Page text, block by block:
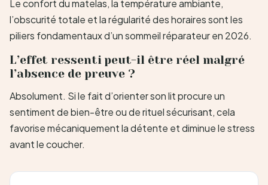
Le confort du matelas, la température ambiante,
l’obscurité totale et la régularité des horaires sont les
piliers fondamentaux d’un sommeil réparateur en 2026.
L’effet ressenti peut-il être réel malgré
l’absence de preuve ?
Absolument. Si le fait d’orienter son lit procure un
sentiment de bien-être ou de rituel sécurisant, cela
favorise mécaniquement la détente et diminue le stress
avant le coucher.